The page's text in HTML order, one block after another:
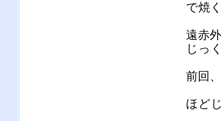
で焼
遠赤
じっ
前回
ほど